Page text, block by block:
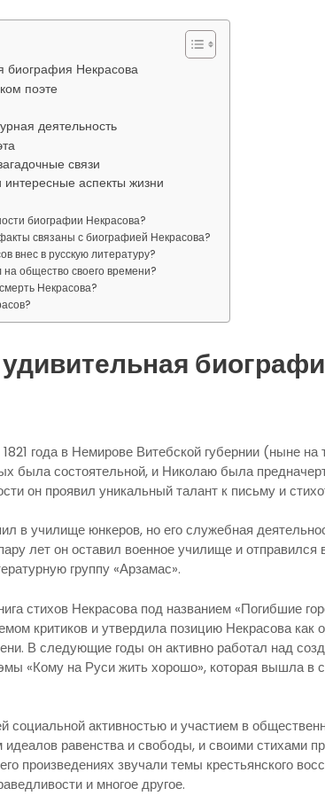
биография Некрасова
поэте
деятельность
связи
аспекты жизни
биографии Некрасова?
связаны с биографией Некрасова?
внес в русскую литературу?
на общество своего времени?
Некрасова?
года в Немирове Витебской губернии (ныне на
была состоятельной, и Николаю была
он проявил уникальный талант к письму и
в училище юнкеров, но его служебная
лет он оставил военное училище и отправился
группу «Арзамас».
стихов Некрасова под названием «Погибшие
критиков и утвердила позицию Некрасова как
В следующие годы он активно работал над
«Кому на Руси жить хорошо», которая вышла в
социальной активностью и участием в
равенства и свободы, и своими стихами
произведениях звучали темы крестьянского
и многое другое.